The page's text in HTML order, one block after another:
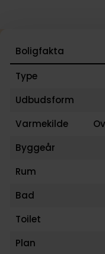
Boligfakta
Type
Udbudsform
Varmekilde
Byggeår
Rum
Bad
Toilet
Plan